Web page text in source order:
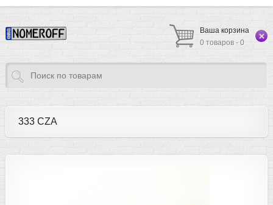
Ваша корзина
0 товаров - 0
333 CZA